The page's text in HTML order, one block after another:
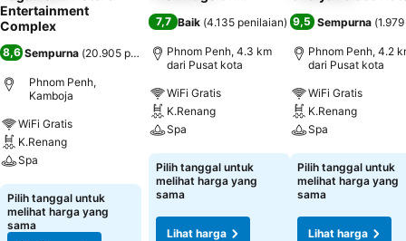
Entertainment
Complex
8,6 Sempurna (20.905 penilaian)
Phnom Penh,
Kamboja
WiFi Gratis
K.Renang
Spa
Lihat harga
Pilih tanggal untuk
melihat harga yang
sama
7,7 Baik (4.135 penilaian)
Phnom Penh, 4.3 km
dari Pusat kota
WiFi Gratis
K.Renang
Spa
Lihat harga
Pilih tanggal untuk
melihat harga yang
sama
Lihat harga
9,5 Sempurna (
Phnom Penh, 4.2
dari Pusat kota
WiFi Gratis
K.Renang
Spa
Lihat harga
Pilih tanggal untuk
melihat harga yang
sama
Lihat harga